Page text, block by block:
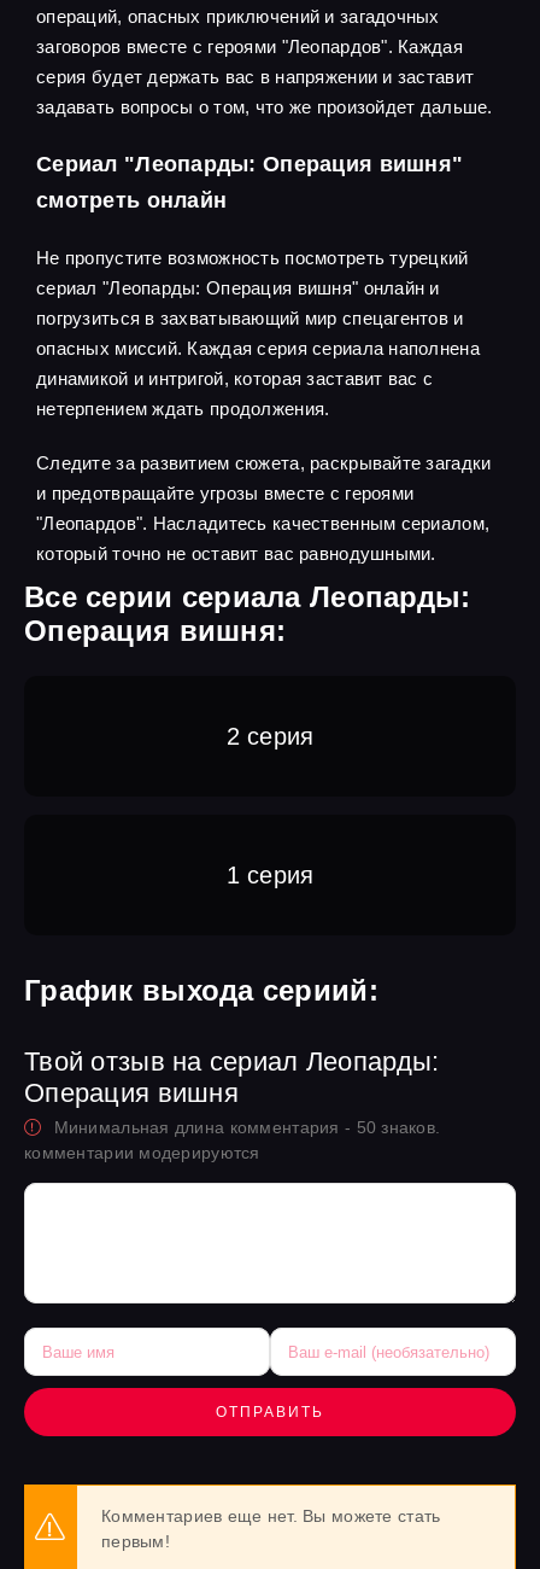
операций, опасных приключений и загадочных
заговоров вместе с героями "Леопардов". Каждая
серия будет держать вас в напряжении и заставит
задавать вопросы о том, что же произойдет дальше.
Сериал "Леопарды: Операция вишня"
смотреть онлайн
Не пропустите возможность посмотреть турецкий
сериал "Леопарды: Операция вишня" онлайн и
погрузиться в захватывающий мир спецагентов и
опасных миссий. Каждая серия сериала наполнена
динамикой и интригой, которая заставит вас с
нетерпением ждать продолжения.
Следите за развитием сюжета, раскрывайте загадки
и предотвращайте угрозы вместе с героями
"Леопардов". Насладитесь качественным сериалом,
который точно не оставит вас равнодушными.
Все серии сериала Леопарды:
Операция вишня:
2 серия
1 серия
График выхода сериий:
Твой отзыв на сериал Леопарды:
Операция вишня
Минимальная длина комментария - 50 знаков.
комментарии модерируются
ОТПРАВИТЬ
Комментариев еще нет. Вы можете стать
первым!